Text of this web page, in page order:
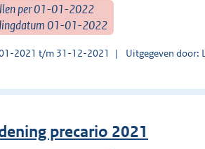
per 01-01-2022
01-01-2022
2021 t/m 31-12-2021 Uitgegeven door:
precario 2021